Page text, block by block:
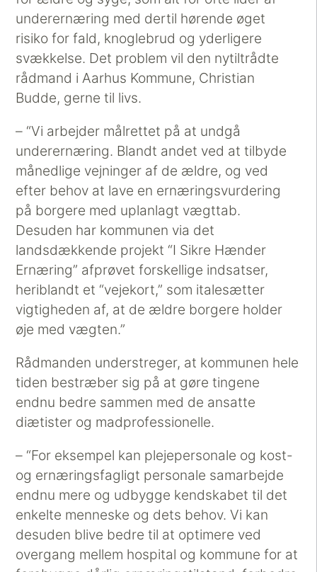
underernæring med dertil hørende øget
risiko for fald, knoglebrud og yderligere
svækkelse. Det problem vil den nytiltrådte
rådmand i Aarhus Kommune, Christian
Budde, gerne til livs.
– “Vi arbejder målrettet på at undgå
underernæring. Blandt andet ved at tilbyde
månedlige vejninger af de ældre, og ved
efter behov at lave en ernæringsvurdering
på borgere med uplanlagt vægttab.
Desuden har kommunen via det
landsdækkende projekt “I Sikre Hænder
Ernæring” afprøvet forskellige indsatser,
heriblandt et “vejekort,” som italesætter
vigtigheden af, at de ældre borgere holder
øje med vægten.”
Rådmanden understreger, at kommunen hele
tiden bestræber sig på at gøre tingene
endnu bedre sammen med de ansatte
diætister og madprofessionelle.
– “For eksempel kan plejepersonale og kost-
og ernæringsfagligt personale samarbejde
endnu mere og udbygge kendskabet til det
enkelte menneske og dets behov. Vi kan
desuden blive bedre til at optimere ved
overgang mellem hospital og kommune for at